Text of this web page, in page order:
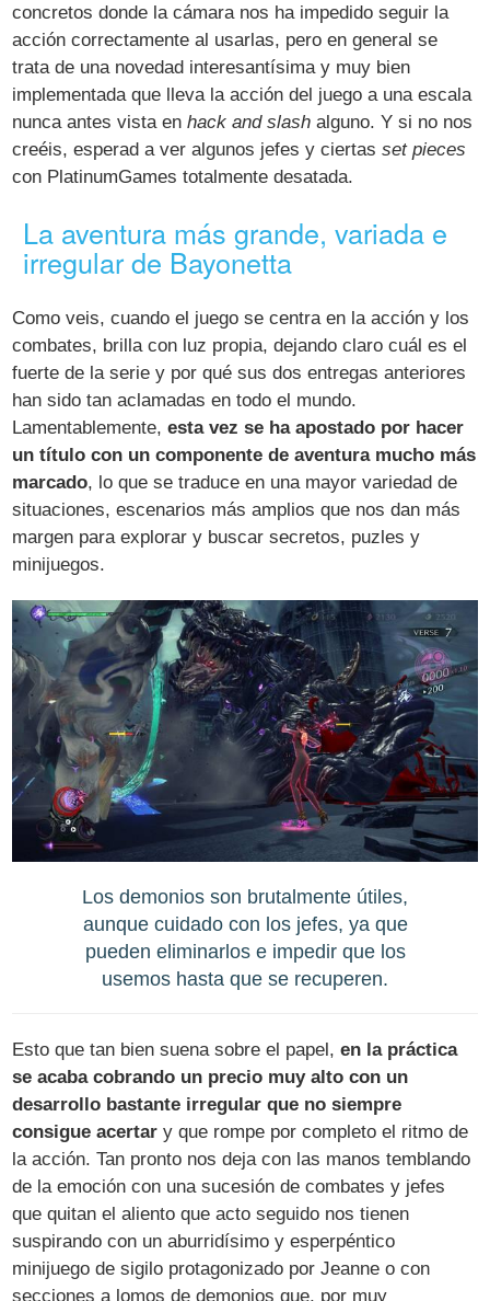
concretos donde la cámara nos ha impedido seguir la
acción correctamente al usarlas, pero en general se
trata de una novedad interesantísima y muy bien
implementada que lleva la acción del juego a una escala
nunca antes vista enhack and slash alguno. Y si no nos
creéis, esperad a ver algunos jefes y ciertasset pieces
con PlatinumGames totalmente desatada.
La aventura más grande, variada e
irregular de Bayonetta
Como veis, cuando el juego se centra en la acción y los
combates, brilla con luz propia, dejando claro cuál es el
fuerte de la serie y por qué sus dos entregas anteriores
han sido tan aclamadas en todo el mundo.
Lamentablemente,esta vez se ha apostado por hacer
un título con un componente de aventura mucho más
marcado, lo que se traduce en una mayor variedad de
situaciones, escenarios más amplios que nos dan más
margen para explorar y buscar secretos, puzles y
minijuegos.
Los demonios son brutalmente útiles,
aunque cuidado con los jefes, ya que
pueden eliminarlos e impedir que los
usemos hasta que se recuperen.
Esto que tan bien suena sobre el papel,en la práctica
se acaba cobrando un precio muy alto con un
desarrollo bastante irregular que no siempre
consigue acertar y que rompe por completo el ritmo de
la acción. Tan pronto nos deja con las manos temblando
de la emoción con una sucesión de combates y jefes
que quitan el aliento que acto seguido nos tienen
suspirando con un aburridísimo y esperpéntico
minijuego de sigilo protagonizado por Jeanne o con
secciones a lomos de demonios que, por muy